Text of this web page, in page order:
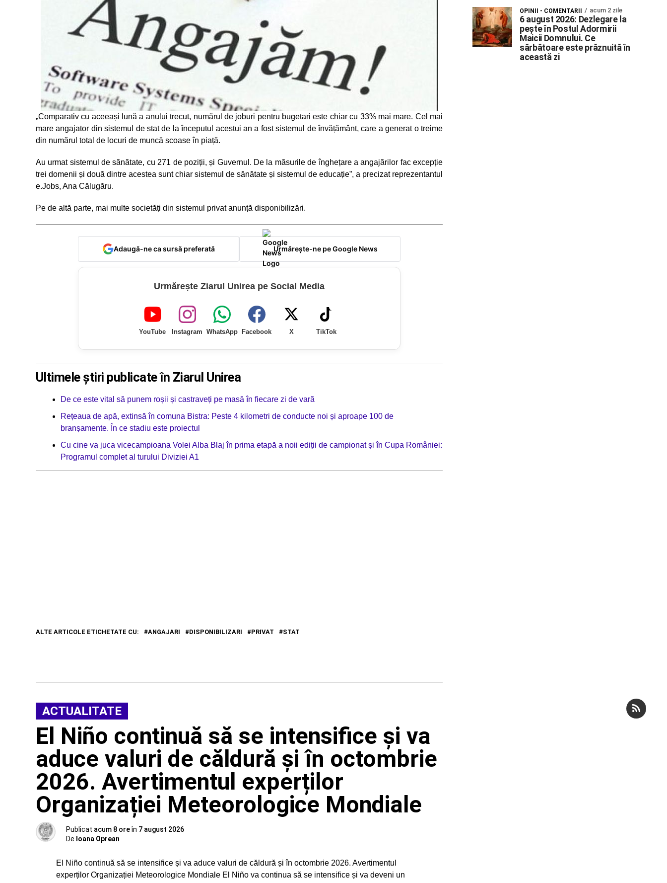
„Comparativ cu aceeași lună a anului trecut, numărul de joburi pentru bugetari este chiar cu 33% mai mare. Cel mai
mare angajator din sistemul de stat de la începutul acestui an a fost sistemul de învățământ, care a generat o treime
din numărul total de locuri de muncă scoase în piață.
Au urmat sistemul de sănătate, cu 271 de poziții, și Guvernul. De la măsurile de înghețare a angajărilor fac excepție
trei domenii și două dintre acestea sunt chiar sistemul de sănătate și sistemul de educație”, a precizat reprezentantul
e.Jobs, Ana Călugăru.
Pe de altă parte, mai multe societăți din sistemul privat anunță disponibilizări.
Adaugă-ne ca sursă preferată Urmărește-ne pe Google News
Urmărește Ziarul Unirea pe Social Media
YouTube Instagram WhatsApp Facebook X TikTok
Ultimele știri publicate în Ziarul Unirea
De ce este vital să punem roșii și castraveți pe masă în fiecare zi de vară
Rețeaua de apă, extinsă în comuna Bistra: Peste 4 kilometri de conducte noi și aproape 100 de
branșamente. În ce stadiu este proiectul
Cu cine va juca vicecampioana Volei Alba Blaj în prima etapă a noii ediții de campionat și în Cupa României:
Programul complet al turului Diviziei A1
ALTE ARTICOLE ETICHETATE CU: ANGAJARI DISPONIBILIZARI PRIVAT STAT
ACTUALITATE
El Niño continuă să se intensifice și va
aduce valuri de căldură și în octombrie
2026. Avertimentul experților
Organizației Meteorologice Mondiale
Publicat acum 8 oreîn 7 august 2026
De Ioana Oprean
El Niño continuă să se intensifice și va aduce valuri de căldură și în octombrie 2026. Avertimentul
experților Organizației Meteorologice Mondiale El Niño va continua să se intensifice și va deveni un
OPINII - COMENTARII acum 2 zile
6 august 2026: Dezlegare la
pește în Postul Adormirii
Maicii Domnului. Ce
sărbătoare este prăznuită în
această zi